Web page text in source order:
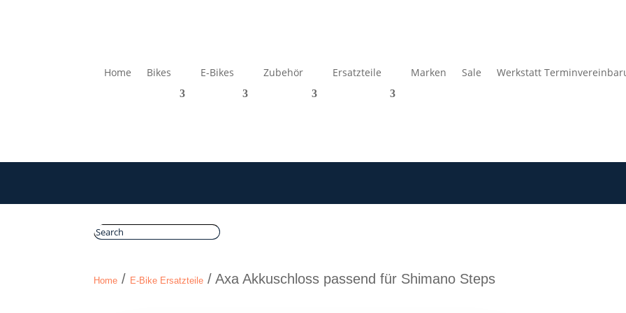
Home Bikes E-Bikes Zubehör Ersatzteile Marken Sale Werkstatt
Home / E-Bike Ersatzteile / Axa Akkuschloss passend für Shimano Steps